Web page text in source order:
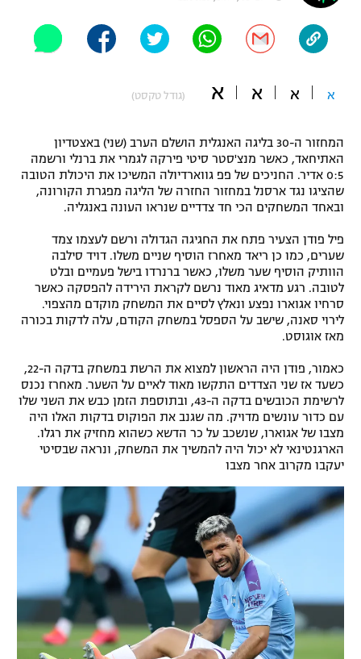
"מחצית בשכונה" – פודקאסט
תקנון עבור פעילות אלקטרה
תקנון עבור פעילות ספורט 1 – "מרלן"
גיימינג E-Sports
תנאי שימוש
מדיניות פרטיות
תקנון פעילות ספורט 1
רשיון להקרנה פומבית לבית עסק
הצטרפות לחבילת הערוצים
לוח דרושים – ג'ובנט
תגיות
המגזין
אופניים
פוטבול אמריקאי NFL
בייסבול MLB
אומנויות לחימה
גיימינג E-Sports
א א א א (גודל טקסט)
המחזור ה-30 בליגה האנגלית הושלם הערב (שני) באצטדיון
האתיחאד, כאשר מנצ'סטר סיטי פירקה לגמרי את ברנלי ורשמה
0:5 אדיר. החניכים של פפ גווארדיולה המשיכו את היכולת הטובה
שהציגו נגד ארסנל במחזור החזרה של הליגה מפגרת הקורונה,
ובאחד המשחקים הכי חד צדדיים שנראו העונה באנגליה.
פיל פודן הצעיר פתח את החגיגה הגדולה ורשם לעצמו צמד
שערים, כמו כן ריאד מאחרז הוסיף שניים משלו. דויד סילבה
הוותיק הוסיף שער משלו, כאשר ברנרדו בישל פעמיים ובלט
לטובה. רגע מדאיג מאוד נרשם לקראת הירידה להפסקה כאשר
סרחיו אגוארו נפצע ונאלץ לסיים את המשחק מוקדם מהצפוי.
לירוי סאנה, שישב על הספסל במשחק הקודם, עלה לדקות בכורה
מאז אוגוסט.
כאמור, פודן היה הראשון למצוא את הרשת במשחק בדקה ה-22,
כשעד אז שני הצדדים התקשו מאוד לאיים על השער. מאחרז נכנס
לרשימת הכובשים בדקה ה-43, ובתוספת הזמן כבש את השני שלו
עם כדור עונשים מדויק. מה שגנב את הפוקוס בדקות האלו היה
מצבו של אגוארו, שנשכב על כר הדשא כשהוא מחזיק את רגלו.
הארגנטינאי לא יכול היה להמשיך את המשחק, ונראה שבסיטי
יעקבו מקרוב אחר מצבו